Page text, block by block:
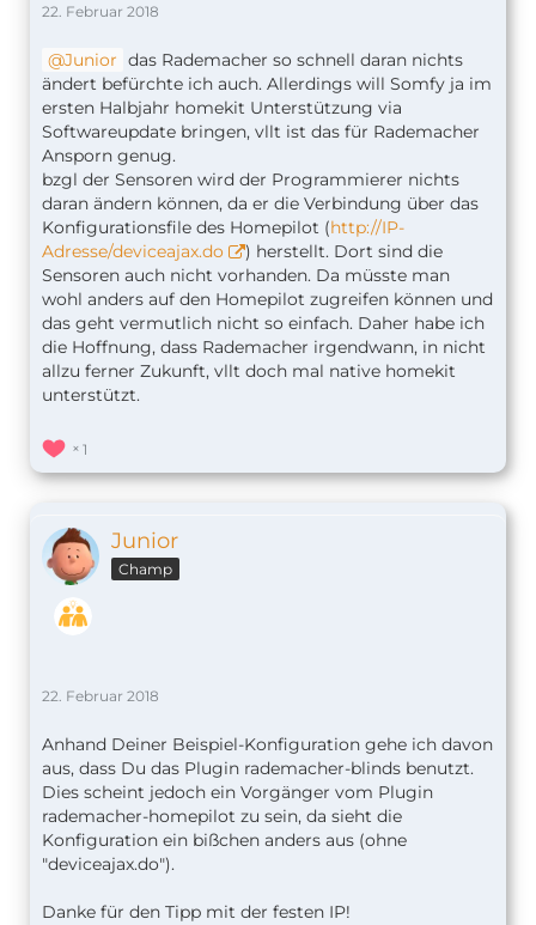
22. Februar 2018
Junior das Rademacher so schnell daran nichts
ändert befürchte ich auch. Allerdings will Somfy ja im
ersten Halbjahr homekit Unterstützung via
Softwareupdate bringen, vllt ist das für Rademacher
Ansporn genug.
bzgl der Sensoren wird der Programmierer nichts
daran ändern können, da er die Verbindung über das
Konfigurationsfile des Homepilot (http://IP-
Adresse/deviceajax.do
) herstellt. Dort sind die
Sensoren auch nicht vorhanden. Da müsste man
wohl anders auf den Homepilot zugreifen können und
das geht vermutlich nicht so einfach. Daher habe ich
die Hoffnung, dass Rademacher irgendwann, in nicht
allzu ferner Zukunft, vllt doch mal native homekit
unterstützt.
1
Junior
Champ
22. Februar 2018
Anhand Deiner Beispiel-Konfiguration gehe ich davon
aus, dass Du das Plugin rademacher-blinds benutzt.
Dies scheint jedoch ein Vorgänger vom Plugin
rademacher-homepilot zu sein, da sieht die
Konfiguration ein bißchen anders aus (ohne
"deviceajax.do").
Danke für den Tipp mit der festen IP!